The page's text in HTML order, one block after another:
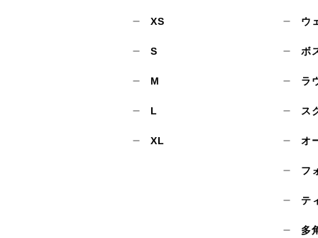
XS
S
M
L
XL
ウ
ボ
ラ
ス
オ
フ
テ
多